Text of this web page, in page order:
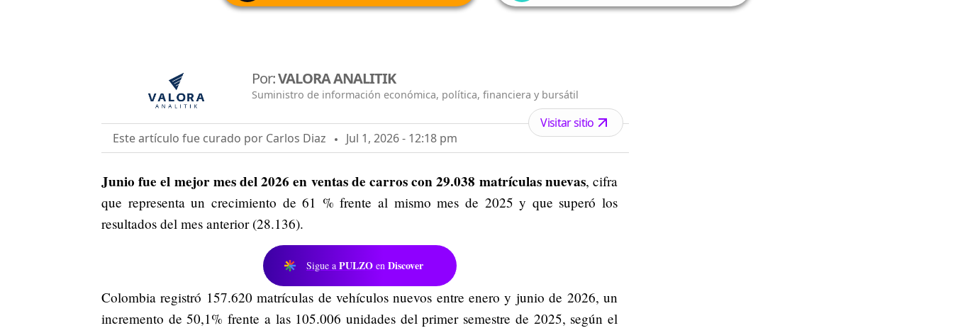
Por:VALORA ANALITIK
Suministro de información económica, política, financiera y bursátil
Este artículo fue curado por Carlos Diaz Jul 1, 2026 - 12:18 pm
Visitar sitio
Junio fue el mejor mes del 2026 en ventas de carros con 29.038 matrículas nuevas, cifra
que representa un crecimiento de 61 % frente al mismo mes de 2025 y que superó los
resultados del mes anterior (28.136).
Sigue a PULZO en Discover
Colombia registró 157.620 matrículas de vehículos nuevos entre enero y junio de 2026, un
incremento de 50,1% frente a las 105.006 unidades del primer semestre de 2025, según el